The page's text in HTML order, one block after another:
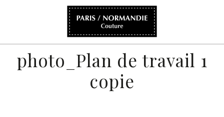
photo_Plan de travail 1
copie